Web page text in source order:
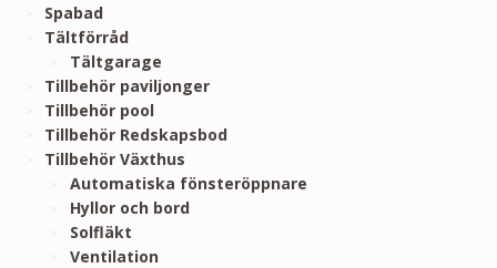
Spabad
Tältförråd
Tältgarage
Tillbehör paviljonger
Tillbehör pool
Tillbehör Redskapsbod
Tillbehör Växthus
Automatiska fönsteröppnare
Hyllor och bord
Solfläkt
Ventilation